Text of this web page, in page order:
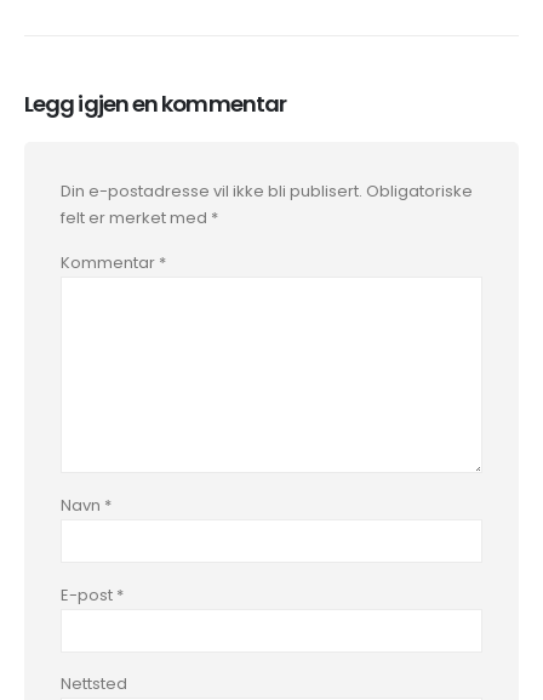
Legg igjen en kommentar
Din e-postadresse vil ikke bli publisert. Obligatoriske
felt er merket med *
Kommentar *
Navn *
E-post *
Nettsted